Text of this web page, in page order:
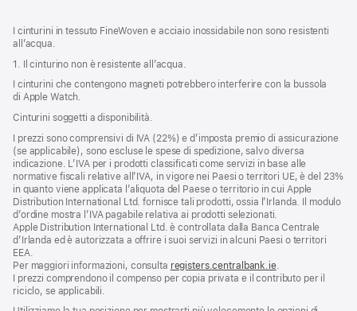
I cinturini in tessuto FineWoven e acciaio inossidabile non sono resistenti
all’acqua.
1. Il cinturino non è resistente all’acqua.
I cinturini che contengono magneti potrebbero interferire con la bussola
di Apple Watch.
Cinturini soggetti a disponibilità.
I prezzi sono comprensivi di IVA (22%) e d’imposta premio di assicurazione
(se applicabile), sono escluse le spese di spedizione, salvo diversa
indicazione. L’IVA per i prodotti classificati come servizi in base alle
normative fiscali relative all’IVA, in vigore nei Paesi o territori UE, è del 23%
in quanto viene applicata l’aliquota del Paese o territorio in cui Apple
Distribution International Ltd. fornisce tali prodotti, ossia l’Irlanda. Il modulo
d’ordine mostra l’IVA pagabile relativa ai prodotti selezionati.
Apple Distribution International Ltd. è controllata dalla Banca Centrale
d’Irlanda ed è autorizzata a offrire i suoi servizi in alcuni Paesi o territori
EEA.
Per maggiori informazioni, consulta registers.centralbank.ie.
I prezzi comprendono il compenso per copia privata e il contributo per il
riciclo, se applicabili.